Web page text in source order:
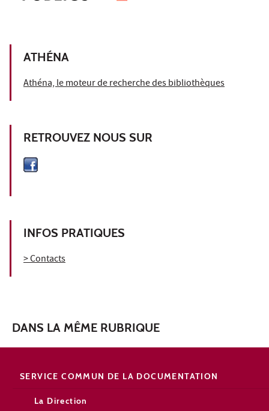
ATHÉNA
Athéna, le moteur de recherche des bibliothèques
RETROUVEZ NOUS SUR
INFOS PRATIQUES
> Contacts
DANS LA MÊME RUBRIQUE
SERVICE COMMUN DE LA DOCUMENTATION
La Direction